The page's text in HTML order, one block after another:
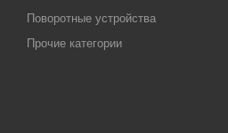
Поворотные устройства
Прочие категории